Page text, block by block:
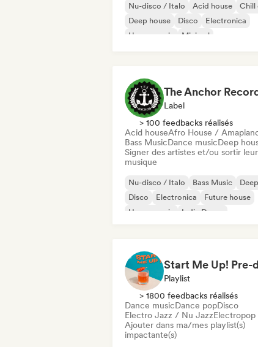
Nu-disco / Italo Acid house
Chill
Deep house
Disco
Electronica
House music
Minimal
The Anchor
Label
> 100 feedbacks réalisés
Acid houseAfro House /
Bass MusicDance musicDeep
Signer des artistes et/ou sortir leur
musique
Nu-disco / Italo Bass Music
Disco
Electronica
Future house
House music
Indie Dance
Playlist
> 1800 feedbacks réalisés
Dance musicDance popDisco
Electro Jazz / Nu JazzElectropop
Ajouter dans ma/mes playlist(s)
impactante(s)